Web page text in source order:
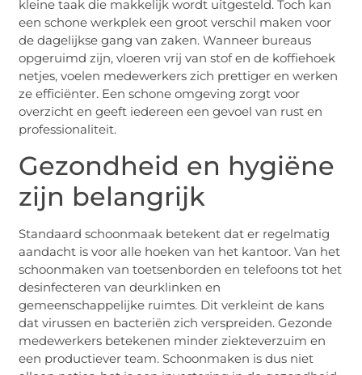
kleine taak die makkelijk wordt uitgesteld. Toch kan
een schone werkplek een groot verschil maken voor
de dagelijkse gang van zaken. Wanneer bureaus
opgeruimd zijn, vloeren vrij van stof en de koffiehoek
netjes, voelen medewerkers zich prettiger en werken
ze efficiënter. Een schone omgeving zorgt voor
overzicht en geeft iedereen een gevoel van rust en
professionaliteit.
Gezondheid en hygiëne
zijn belangrijk
Standaard schoonmaak betekent dat er regelmatig
aandacht is voor alle hoeken van het kantoor. Van het
schoonmaken van toetsenborden en telefoons tot het
desinfecteren van deurklinken en
gemeenschappelijke ruimtes. Dit verkleint de kans
dat virussen en bacteriën zich verspreiden. Gezonde
medewerkers betekenen minder ziekteverzuim en
een productiever team. Schoonmaken is dus niet